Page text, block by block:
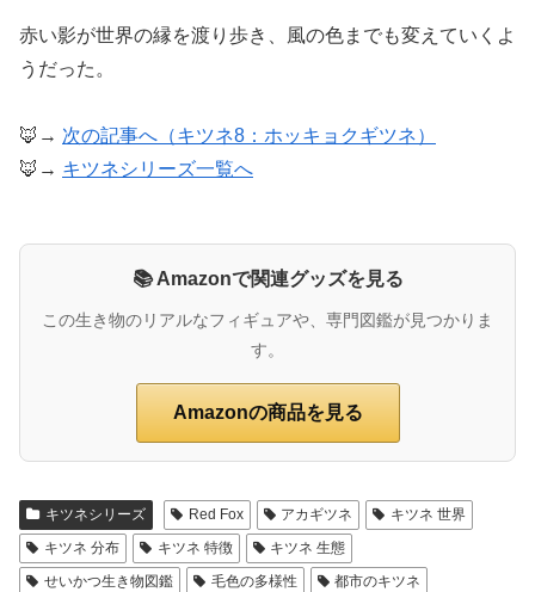
赤い影が世界の縁を渡り歩き、風の色までも変えていくよ
うだった。
🦊→ 次の記事へ（キツネ8：ホッキョクギツネ）
🦊→ キツネシリーズ一覧へ
📚 Amazonで関連グッズを見る
この生き物のリアルなフィギュアや、専門図鑑が見つかりま
す。
Amazonの商品を見る
キツネシリーズ Red Fox アカギツネ
キツネ 世界
キツネ 分布
キツネ 特徴
キツネ 生態
せいかつ生き物図鑑
毛色の多様性 都市のキツネ